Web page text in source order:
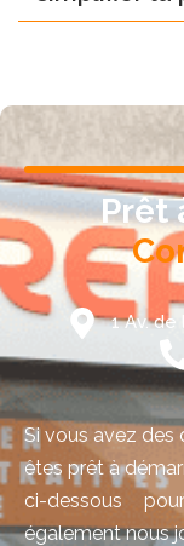
Prêt
1 Av. de
Si vous avez des
êtes prêt à
ci-dessous
également nous